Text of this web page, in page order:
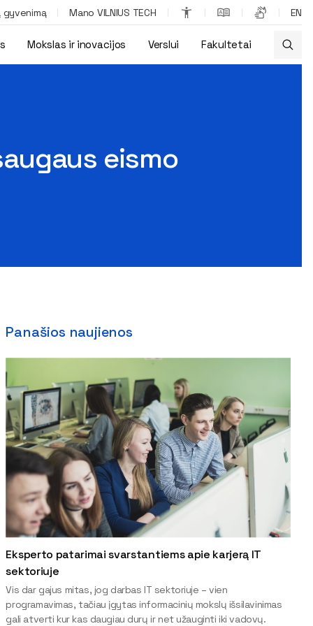
gyvenimą Mano VILNIUS TECH EN
Mokslas ir inovacijos Verslui Fakultetai
žiemą!“
eismo
Panašios naujienos
Eksperto patarimai svarstantiems apie karjerą IT
sektoriuje
Vis dar gajus mitas, jog darbas IT sektoriuje – vien
programavimas, tačiau įgytas informacinių mokslų išsilavinimas
gali atverti kur kas daugiau durų ir net užauginti iki vadovų.